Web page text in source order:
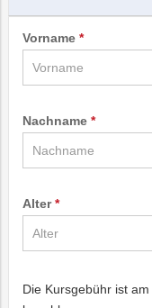
Vorname
Nachname
Alter
Die Kursgebühr ist